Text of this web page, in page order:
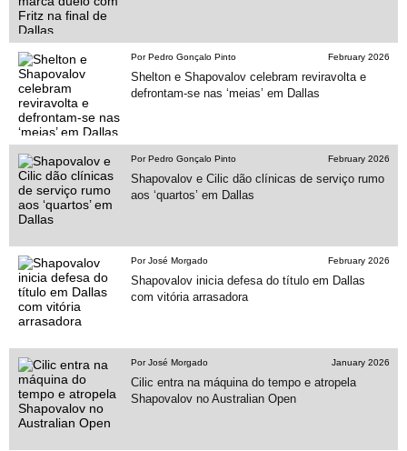
Por Pedro Gonçalo Pinto February 2026
Shelton e Shapovalov celebram reviravolta e
defrontam-se nas ‘meias’ em Dallas
Por Pedro Gonçalo Pinto February 2026
Shapovalov e Cilic dão clínicas de serviço rumo
aos ‘quartos’ em Dallas
Por José Morgado February 2026
Shapovalov inicia defesa do título em Dallas
com vitória arrasadora
Por José Morgado January 2026
Cilic entra na máquina do tempo e atropela
Shapovalov no Australian Open